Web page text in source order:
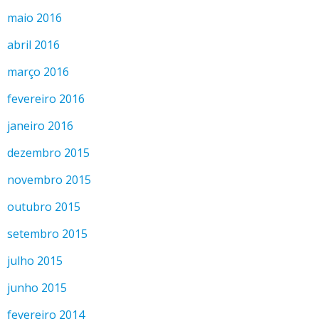
maio 2016
abril 2016
março 2016
fevereiro 2016
janeiro 2016
dezembro 2015
novembro 2015
outubro 2015
setembro 2015
julho 2015
junho 2015
fevereiro 2014